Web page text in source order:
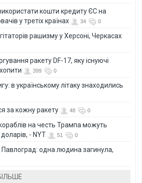
кошти кредиту ЄС на
у третіх країнах
34 0
рашизму у Херсоні, Черкасах
ракету DF-17, яку існуючі
399 0
в українському літаку знаходились
за кожну ракету 48 0
на честь Трампа можуть
- NYT
51 0
Павлоград: одна людина загинула,